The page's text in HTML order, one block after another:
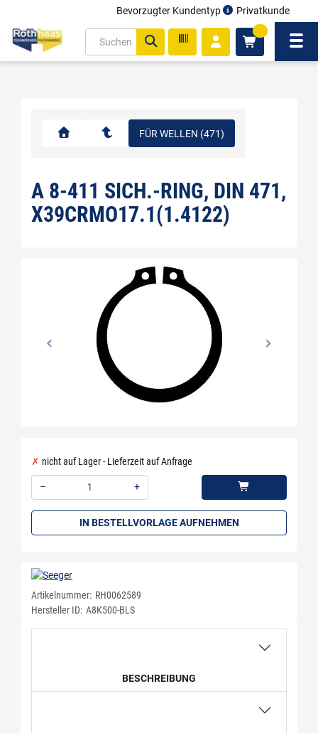
Bevorzugter Kundentyp Privatkunde
FÜR WELLEN (471)
A 8-411 SICH.-RING, DIN 471,
X39CRMO17.1(1.4122)
nicht auf Lager - Lieferzeit auf Anfrage
–
+
IN BESTELLVORLAGE AUFNEHMEN
Artikelnummer: RH0062589
Hersteller ID: A8K500-BLS
BESCHREIBUNG